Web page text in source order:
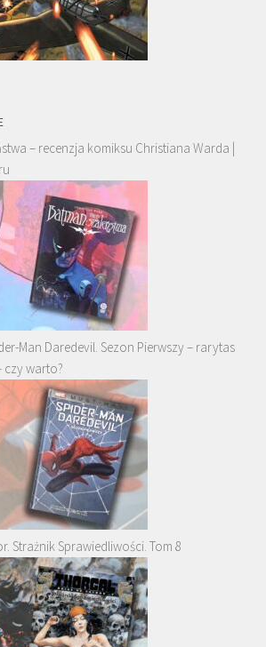
– recenzja komiksu Christiana Warda |
Man Daredevil. Sezon Pierwszy – rarytas
warto?
Strażnik Sprawiedliwości. Tom 8